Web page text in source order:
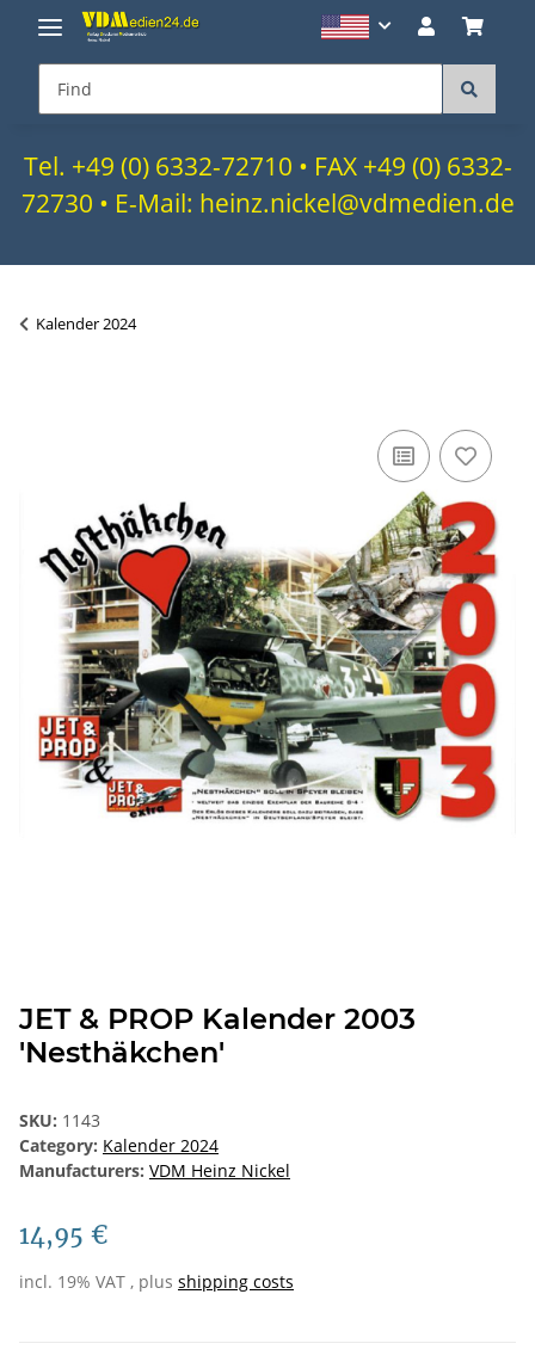
Tel. +49 (0) 6332-72710 • FAX +49 (0) 6332-
72730 • E-Mail: heinz.nickel@vdmedien.de
Kalender 2024
JET & PROP Kalender 2003
'Nesthäkchen'
SKU: 1143
Category: Kalender 2024
Manufacturers: VDM Heinz Nickel
14,95 €
incl. 19% VAT , plus shipping costs